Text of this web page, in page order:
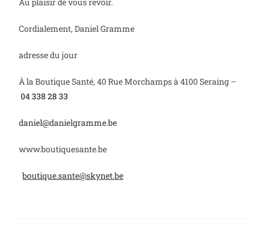
Au plaisir de vous revoir.
Cordialement, Daniel Gramme
adresse du jour
À la Boutique Santé, 40 Rue Morchamps à 4100 Seraing –
04 338 28 33
daniel@danielgramme.be
www.boutiquesante.be
boutique.sante@skynet.be